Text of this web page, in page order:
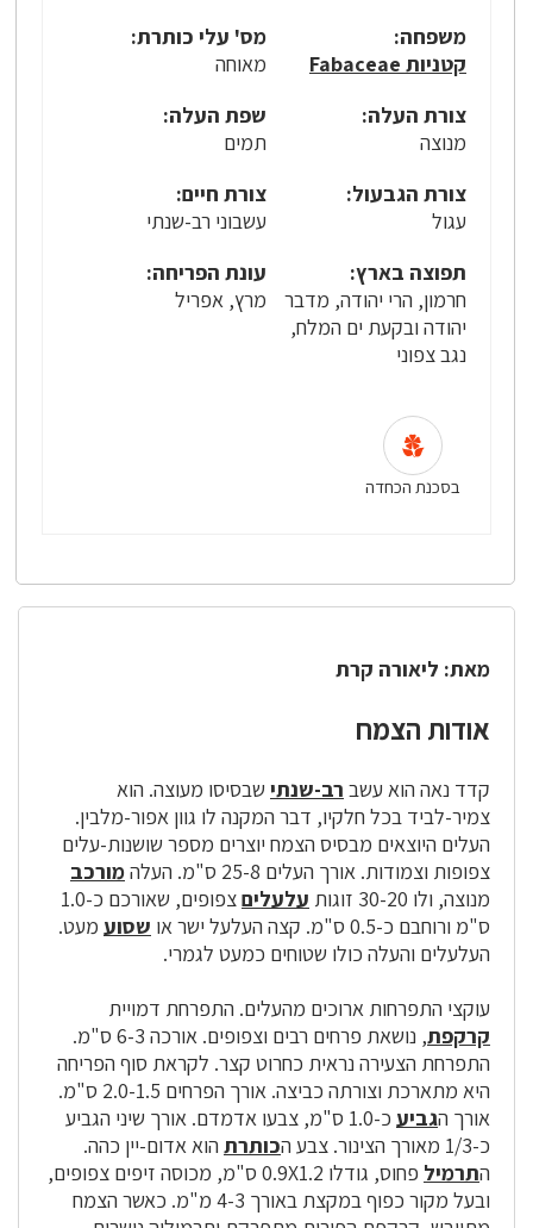
משפחה:
קטניות Fabaceae
מס' עלי כותרת:
מאוחה
צורת העלה:
מנוצה
שפת העלה:
תמים
צורת הגבעול:
עגול
צורת חיים:
עשבוני רב-שנתי
תפוצה בארץ:
חרמון, הרי יהודה, מדבר
יהודה ובקעת ים המלח,
נגב צפוני
עונת הפריחה:
מרץ, אפריל
בסכנת הכחדה
מאת: ליאורה קרת
אודות הצמח
קדד נאה הוא עשב רב-שנתי שבסיסו מעוצה. הוא
צמיר-לביד בכל חלקיו, דבר המקנה לו גוון אפור-מלבין.
העלים היוצאים מבסיס הצמח יוצרים מספר שושנות-עלים
צפופות וצמודות. אורך העלים 25-8 ס"מ. העלה
מורכב
מנוצה, ולו 30-20 זוגות
עלעלים
צפופים, שאורכם כ-1.0
ס"מ ורוחבם כ-0.5 ס"מ. קצה העלעל ישר או
שסוע מעט.
העלעלים והעלה כולו שטוחים כמעט לגמרי.
עוקצי התפרחות ארוכים מהעלים. התפרחת דמויית
קרקפת
, נושאת פרחים רבים וצפופים. אורכה 6-3 ס"מ.
התפרחת הצעירה נראית כחרוט קצר. לקראת סוף הפריחה
היא מתארכת וצורתה כביצה. אורך הפרחים 2.0-1.5 ס"מ.
אורך הגביע
כ-1.0 ס"מ, צבעו אדמדם. אורך שיני הגביע
כ-1/3 מאורך הצינור. צבע ה
כותרת הוא אדום-יין כהה.
התרמיל
פחוס, גודלו 0.9X1.2 ס"מ, מכוסה זיפים צפופים,
ובעל מקור כפוף במקצת באורך 4-3 מ"מ. כאשר הצמח